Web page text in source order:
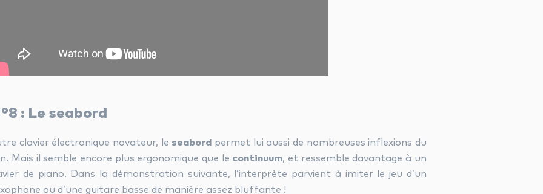
: Le seabord
clavier électronique novateur, le seabord permet lui aussi de nombreuses inflexions du
Mais il semble encore plus ergonomique que le continuum, et ressemble davantage à un
de piano. Dans la démonstration suivante, l’interprète parvient à imiter le jeu d’un
ou d’une guitare basse de manière assez bluffante !